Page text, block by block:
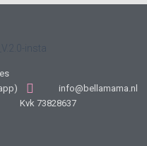
info@bellamama.nl
Kvk 73828637